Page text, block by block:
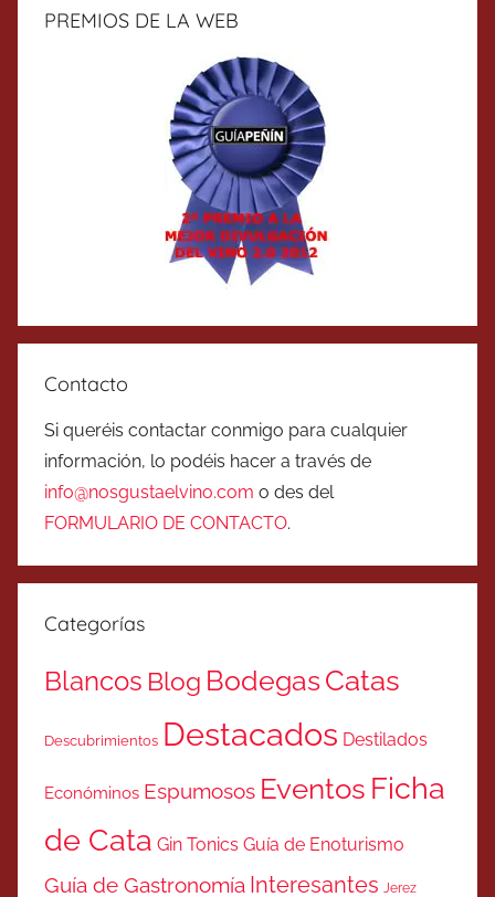
PREMIOS DE LA WEB
Contacto
Si queréis contactar conmigo para cualquier
información, lo podéis hacer a través de
info@nosgustaelvino.com o des del
FORMULARIO DE CONTACTO.
Categorías
Blancos Blog BodegasCatas
Descubrimientos Destacados Destilados
Económinos Espumosos Eventos Ficha
de Cata Gin Tonics Guía de Enoturismo
Guía de Gastronomía Interesantes Jerez